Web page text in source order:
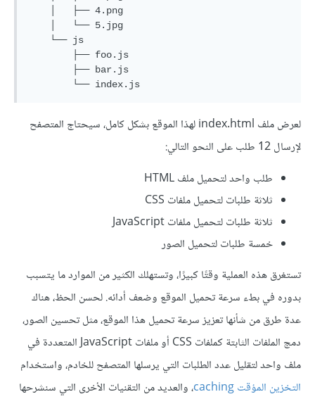
لعرض ملف index.html لهذا الموقع بشكل كامل، سيحتاج المتصفح
لإرسال 12 طلب على النحو التالي:
طلب واحد لتحميل ملف HTML
ثلاثة طلبات لتحميل ملفات CSS
ثلاثة طلبات لتحميل ملفات JavaScript
خمسة طلبات لتحميل الصور
تستغرق هذه العملية وقتًا كبيرًا، وتستهلك الكثير من الموارد ما يتسبب
بدوره في بطء سرعة تحميل الموقع وضعف أدائه. لحسن الحظ، هناك
عدة طرق من شأنها تعزيز سرعة تحميل هذا الموقع، مثل تحسين الصور،
دمج الملفات الثابتة كملفات CSS أو ملفات JavaScript المتعددة في
ملف واحد لتقليل عدد الطلبات التي يرسلها المتصفح للخادم، واستخدام
التخزين المؤقت caching
، والعديد من التقنيات الأخرى التي سنشرحها